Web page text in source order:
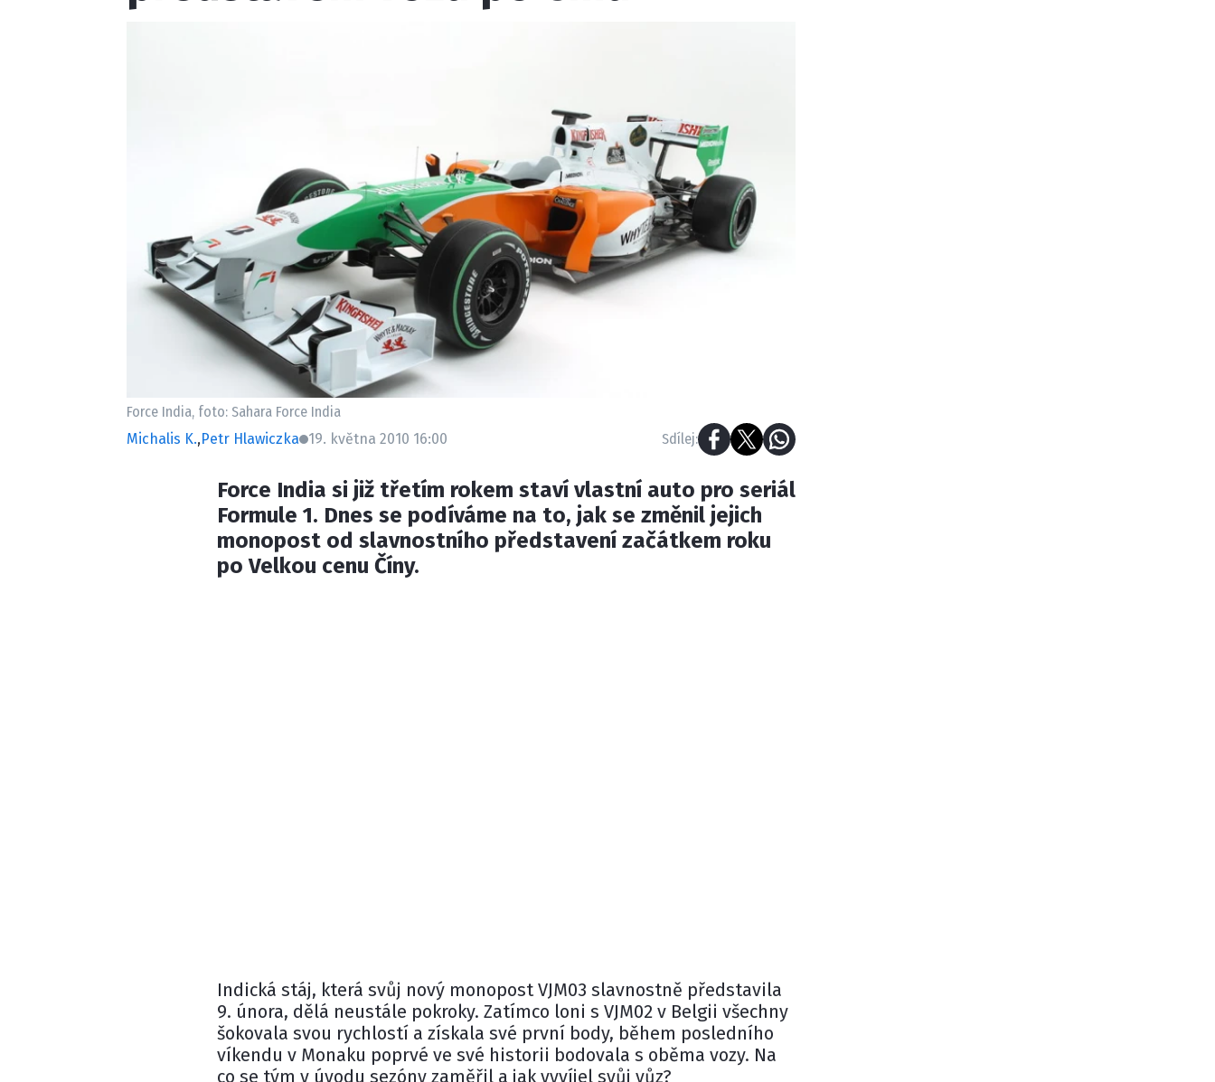
Force India, foto: Sahara Force India
Michalis K., Petr Hlawiczka 19. května 2010 16:00 Sdílej:
Force India si již třetím rokem staví vlastní auto pro seriál
Formule 1. Dnes se podíváme na to, jak se změnil jejich
monopost od slavnostního představení začátkem roku
po Velkou cenu Číny.
Indická stáj, která svůj nový monopost VJM03 slavnostně představila
9. února, dělá neustále pokroky. Zatímco loni s VJM02 v Belgii všechny
šokovala svou rychlostí a získala své první body, během posledního
víkendu v Monaku poprvé ve své historii bodovala s oběma vozy. Na
co se tým v úvodu sezóny zaměřil a jak vyvíjel svůj vůz?